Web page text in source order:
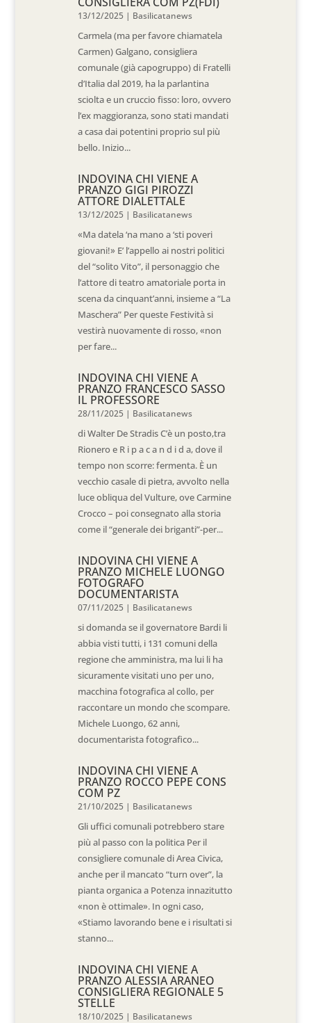
13/12/2025 | Basilicatanews
Carmela (ma per favore chiamatela
Carmen) Galgano, consigliera
comunale (già capogruppo) di Fratelli
d’Italia dal 2019, ha la parlantina
sciolta e un cruccio fisso: loro, ovvero
l’ex maggioranza, sono stati mandati
a casa dai potentini proprio sul più
bello. Inizio...
INDOVINA CHI VIENE A
PRANZO GIGI PIROZZI
ATTORE DIALETTALE
13/12/2025 | Basilicatanews
«Ma datela ‘na mano a ‘sti poveri
giovani!» E’ l’appello ai nostri politici
del “solito Vito”, il personaggio che
l’attore di teatro amatoriale porta in
scena da cinquant’anni, insieme a “La
Maschera” Per queste Festività si
vestirà nuovamente di rosso, «non
per fare...
INDOVINA CHI VIENE A
PRANZO FRANCESCO SASSO
IL PROFESSORE
28/11/2025 | Basilicatanews
di Walter De Stradis C’è un posto,tra
Rionero e R i p a c a n d i d a, dove il
tempo non scorre: fermenta. È un
vecchio casale di pietra, avvolto nella
luce obliqua del Vulture, ove Carmine
Crocco – poi consegnato alla storia
come il “generale dei briganti”-per...
INDOVINA CHI VIENE A
PRANZO MICHELE LUONGO
FOTOGRAFO
DOCUMENTARISTA
07/11/2025 | Basilicatanews
si domanda se il governatore Bardi li
abbia visti tutti, i 131 comuni della
regione che amministra, ma lui li ha
sicuramente visitati uno per uno,
macchina fotografica al collo, per
raccontare un mondo che scompare.
Michele Luongo, 62 anni,
documentarista fotografico...
INDOVINA CHI VIENE A
PRANZO ROCCO PEPE CONS
COM PZ
21/10/2025 | Basilicatanews
Gli uffici comunali potrebbero stare
più al passo con la politica Per il
consigliere comunale di Area Civica,
anche per il mancato “turn over”, la
pianta organica a Potenza innazitutto
«non è ottimale». In ogni caso,
«Stiamo lavorando bene e i risultati si
stanno...
INDOVINA CHI VIENE A
PRANZO ALESSIA ARANEO
CONSIGLIERA REGIONALE 5
STELLE
18/10/2025 | Basilicatanews